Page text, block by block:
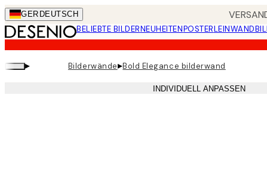
Skip
to
main
content.
GER DEUTSCH
BELIEBTE BILDERNEUHEITENPOSTER
▸ Bilderwände▸Bold Elegance bilderwand
INDIVIDUELL ANPASSEN